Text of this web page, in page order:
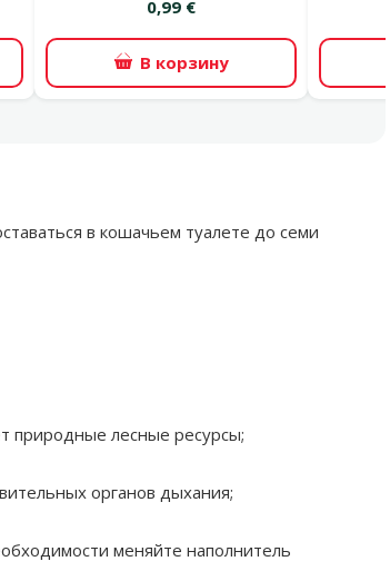
0,99 €
В корзину
в кошачьем туалете до семи
природные лесные ресурсы;
органов дыхания;
меняйте наполнитель